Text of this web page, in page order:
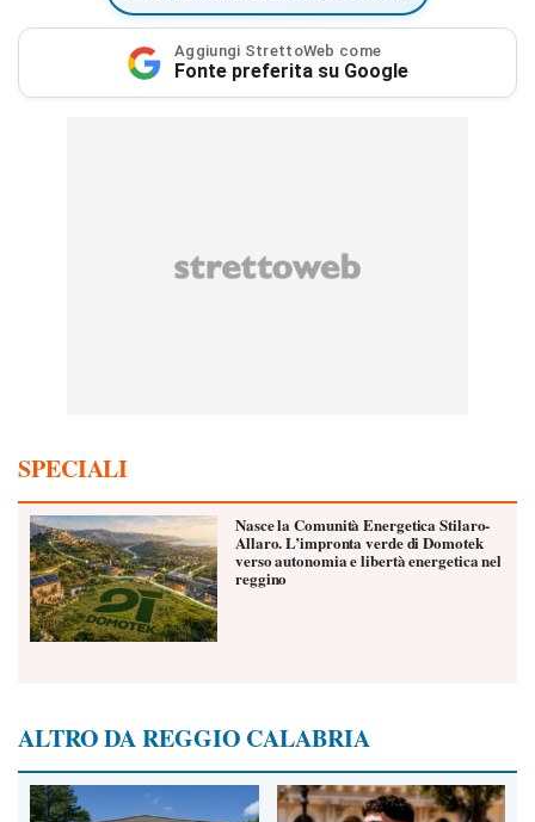
Aggiungi StrettoWeb come
Fonte preferita su Google
SPECIALI
Nasce la Comunità Energetica Stilaro-
Allaro. L’impronta verde di Domotek
verso autonomia e libertà energetica nel
reggino
ALTRO DA REGGIO CALABRIA